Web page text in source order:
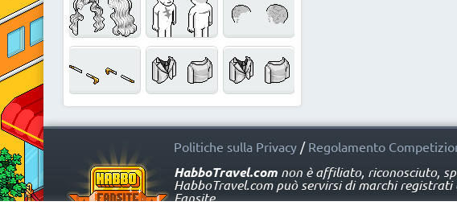
Politiche sulla Privacy/ Regolamento
HabboTravel.comnon è affiliato, riconosciuto,
HabboTravel.com può servirsi di marchi
Fansite.